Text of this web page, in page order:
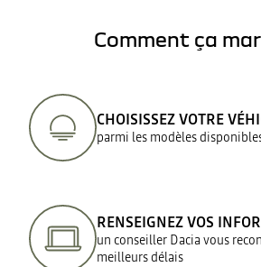
Comment ça
CHOISISSEZ VOTRE
parmi les modèles
RENSEIGNEZ VOS
un conseiller Dacia vous
meilleurs délais